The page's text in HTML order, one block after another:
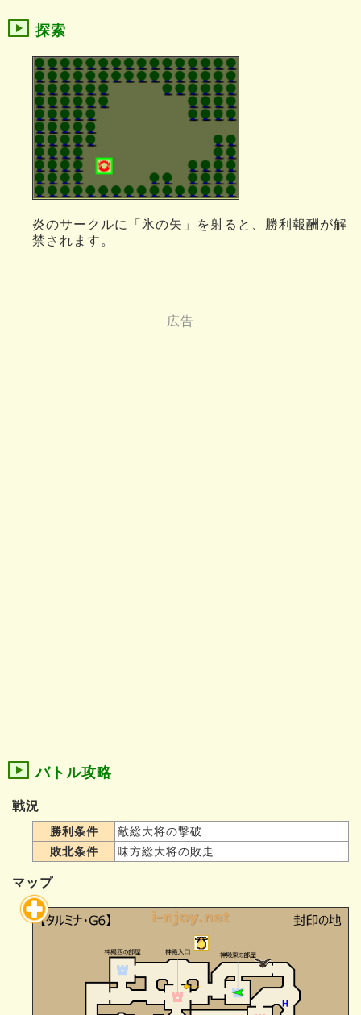
探索
炎のサークルに「氷の矢」を射ると、勝利報酬が解
禁されます。
バトル攻略
戦況
勝利条件
敵総大将の撃破
敗北条件
味方総大将の敗走
マップ